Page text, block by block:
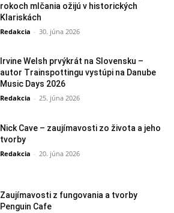
rokoch mlčania ožijú v historických
Klariskách
Redakcia - 30. júna 2026
Irvine Welsh prvýkrát na Slovensku –
autor Trainspottingu vystúpi na Danube
Music Days 2026
Redakcia - 25. júna 2026
Nick Cave – zaujímavosti zo života a jeho
tvorby
Redakcia - 20. júna 2026
Zaujímavosti z fungovania a tvorby
Penguin Cafe